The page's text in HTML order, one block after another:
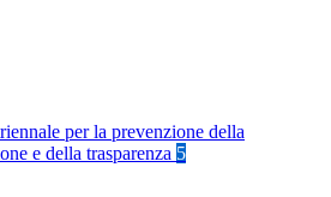
per la prevenzione della
e della trasparenza 5